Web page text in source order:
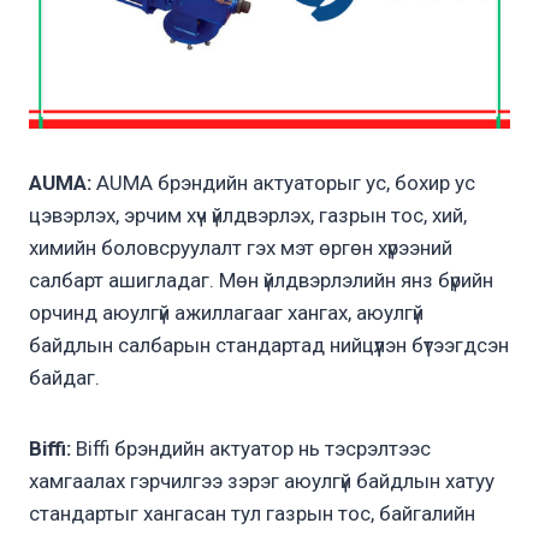
AUMA: AUMA брэндийн актуаторыг ус, бохир ус
цэвэрлэх, эрчим хүч үйлдвэрлэх, газрын тос, хий,
химийн боловсруулалт гэх мэт өргөн хүрээний
салбарт ашигладаг. Мөн үйлдвэрлэлийн янз бүрийн
орчинд аюулгүй ажиллагааг хангах, аюулгүй
байдлын салбарын стандартад нийцүүлэн бүтээгдсэн
байдаг.
Biffi: Biffi брэндийн актуатор нь тэсрэлтээс
хамгаалах гэрчилгээ зэрэг аюулгүй байдлын хатуу
стандартыг хангасан тул газрын тос, байгалийн